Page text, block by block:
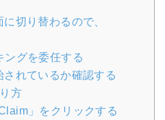
切り替わるので、
グを委任する
れているか確認する
方
」をクリックする